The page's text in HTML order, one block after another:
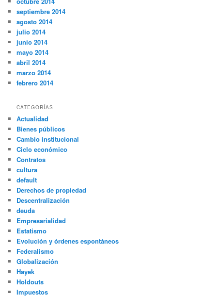
septiembre 2014
agosto 2014
julio 2014
junio 2014
mayo 2014
abril 2014
marzo 2014
febrero 2014
CATEGORÍAS
Actualidad
Bienes públicos
Cambio institucional
Ciclo económico
Contratos
cultura
default
Derechos de propiedad
Descentralización
deuda
Empresarialidad
Estatismo
Evolución y órdenes espontáneos
Federalismo
Globalización
Hayek
Holdouts
Impuestos